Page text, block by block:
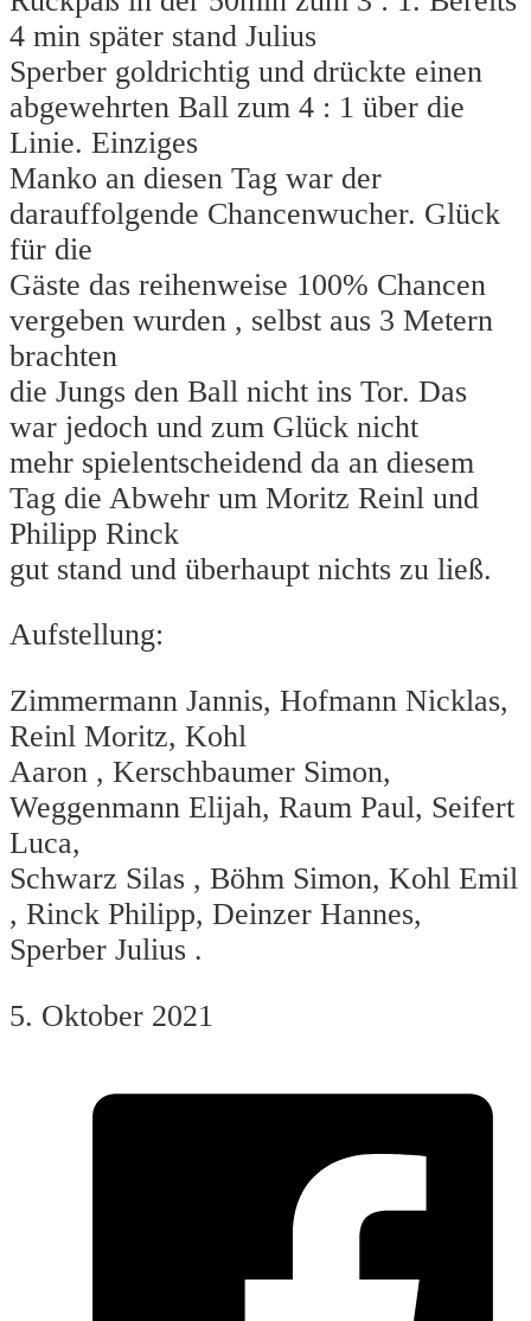
4 min später stand Julius
Sperber goldrichtig und drückte einen
abgewehrten Ball zum 4 : 1 über die
Linie. Einziges
Manko an diesen Tag war der
darauffolgende Chancenwucher. Glück
für die
Gäste das reihenweise 100% Chancen
vergeben wurden , selbst aus 3 Metern
brachten
die Jungs den Ball nicht ins Tor. Das
war jedoch und zum Glück nicht
mehr spielentscheidend da an diesem
Tag die Abwehr um Moritz Reinl und
Philipp Rinck
gut stand und überhaupt nichts zu ließ.
Aufstellung:
Zimmermann Jannis, Hofmann Nicklas,
Reinl Moritz, Kohl
Aaron , Kerschbaumer Simon,
Weggenmann Elijah, Raum Paul, Seifert
Luca,
Schwarz Silas , Böhm Simon, Kohl Emil
, Rinck Philipp, Deinzer Hannes,
Sperber Julius .
5. Oktober 2021